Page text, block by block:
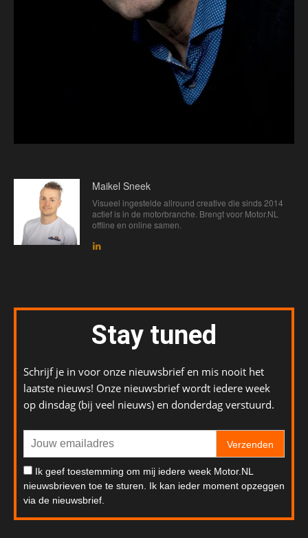
Maikel Sneek
Visueel ingestelde allround creative die sinds 2014
actief is in de motorbranche. Brengt voor Motor.NL
offline en online samen.
Stay tuned
Schrijf je in voor onze nieuwsbrief en mis nooit het
laatste nieuws! Onze nieuwsbrief wordt iedere week
op dinsdag (bij veel nieuws) en donderdag verstuurd.
Verzenden
Ik geef toestemming om mij iedere week Motor.NL
nieuwsbrieven toe te sturen. Ik kan ieder moment opzeggen
via de nieuwsbrief.